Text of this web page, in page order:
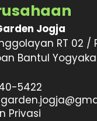
Jogja
RT 02 /
Bantul
5422
Privasi